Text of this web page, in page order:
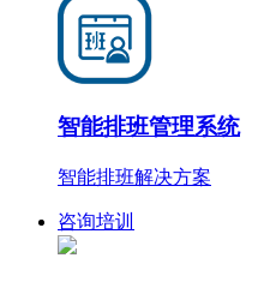
智能排班管理系统
智能排班解决方案
咨询培训